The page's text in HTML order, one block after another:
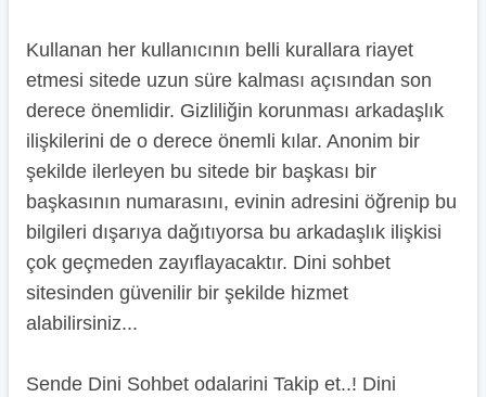
Kullanan her kullanıcının belli kurallara riayet
etmesi sitede uzun süre kalması açısından son
derece önemlidir. Gizliliğin korunması arkadaşlık
ilişkilerini de o derece önemli kılar. Anonim bir
şekilde ilerleyen bu sitede bir başkası bir
başkasının numarasını, evinin adresini öğrenip bu
bilgileri dışarıya dağıtıyorsa bu arkadaşlık ilişkisi
çok geçmeden zayıflayacaktır. Dini sohbet
sitesinden güvenilir bir şekilde hizmet
alabilirsiniz...
Sende Dini Sohbet odalarini Takip et..! Dini